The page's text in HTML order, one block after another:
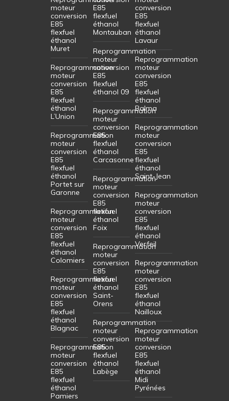
moteur
conversion
E85
flexfuel
éthanol
Muret
Reprogrammation
moteur
conversion
E85
flexfuel
éthanol
L’Union
Reprogrammation
moteur
conversion
E85
flexfuel
éthanol
Portet sur
Garonne
Reprogrammation
moteur
conversion
E85
flexfuel
éthanol
Colomiers
Reprogrammation
moteur
conversion
E85
flexfuel
éthanol
Blagnac
Reprogrammation
moteur
conversion
E85
flexfuel
éthanol
Pamiers
E85
flexfuel
éthanol
Montauban
Reprogrammation
moteur
conversion
E85
flexfuel
éthanol 09
Reprogrammation
moteur
conversion
E85
flexfuel
éthanol
Carcasonne
Reprogrammation
moteur
conversion
E85
flexfuel
éthanol
Foix
Reprogrammation
moteur
conversion
E85
flexfuel
éthanol
Saint-
Orens
Reprogrammation
moteur
conversion
E85
flexfuel
éthanol
Labège
conversion
E85
flexfuel
éthanol
Lavaur
Reprogrammation
moteur
conversion
E85
flexfuel
éthanol
Balma
Reprogrammation
moteur
conversion
E85
flexfuel
éthanol
Saint-Jean
Reprogrammation
moteur
conversion
E85
flexfuel
éthanol
Verfeil
Reprogrammation
moteur
conversion
E85
flexfuel
éthanol
Nailloux
Reprogrammation
moteur
conversion
E85
flexfuel
éthanol
Midi
Pyrénées